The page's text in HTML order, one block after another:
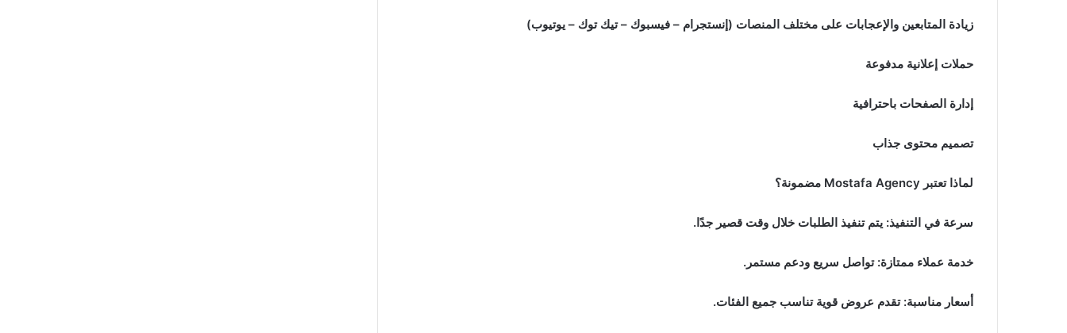
زيادة المتابعين والإعجابات على مختلف المنصات (إنستجرام – فيسبوك – تيك توك – يوتيوب)
حملات إعلانية مدفوعة
إدارة الصفحات باحترافية
تصميم محتوى جذاب
لماذا تعتبر Mostafa Agency مضمونة؟
سرعة في التنفيذ: يتم تنفيذ الطلبات خلال وقت قصير جدًا.
خدمة عملاء ممتازة: تواصل سريع ودعم مستمر.
أسعار مناسبة: تقدم عروض قوية تناسب جميع الفئات.